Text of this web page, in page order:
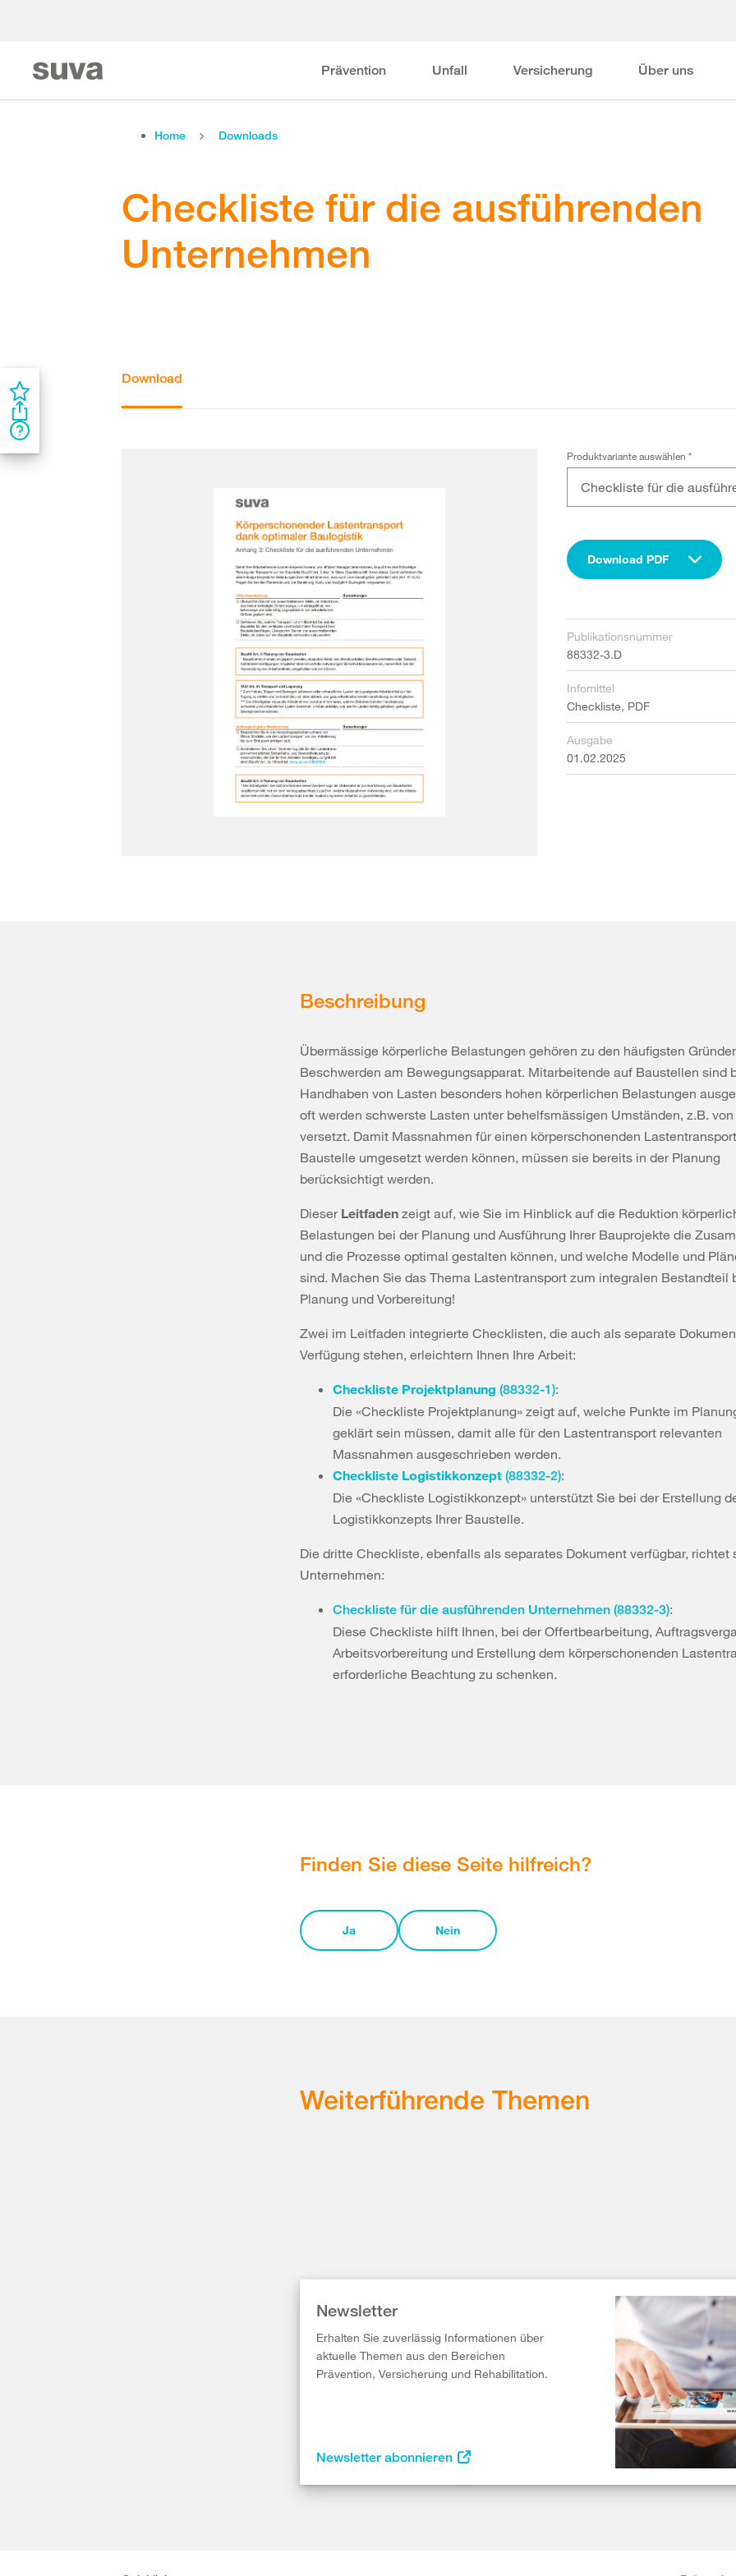
Prävention Unfall Versicherung Über uns
Home Downloads
Checkliste für die ausführenden
Unternehmen
Download
Produktvariante auswählen *
Checkliste für die
Download PDF
Publikationsnummer
88332-3.D
Infomittel
Checkliste, PDF
Ausgabe
01.02.2025
Beschreibung
Übermässige körperliche Belastungen gehören zu den häufigsten
Beschwerden am Bewegungsapparat. Mitarbeitende auf Baustellen sind
Handhaben von Lasten besonders hohen körperlichen Belastungen
oft werden schwerste Lasten unter behelfsmässigen Umständen, z.B.
versetzt. Damit Massnahmen für einen körperschonenden
Baustelle umgesetzt werden können, müssen sie bereits in der Planung
berücksichtigt werden.
Dieser Leitfaden zeigt auf, wie Sie im Hinblick auf die Reduktion
Belastungen bei der Planung und Ausführung Ihrer Bauprojekte die
und die Prozesse optimal gestalten können, und welche Modelle und
sind. Machen Sie das Thema Lastentransport zum integralen Bestandteil
Planung und Vorbereitung!
Zwei im Leitfaden integrierte Checklisten, die auch als separate
Verfügung stehen, erleichtern Ihnen Ihre Arbeit:
Checkliste Projektplanung (88332-1):
Die «Checkliste Projektplanung» zeigt auf, welche Punkte im
geklärt sein müssen, damit alle für den Lastentransport relevanten
Massnahmen ausgeschrieben werden.
Checkliste Logistikkonzept (88332-2):
Die «Checkliste Logistikkonzept» unterstützt Sie bei der Erstellung
Logistikkonzepts Ihrer Baustelle.
Die dritte Checkliste, ebenfalls als separates Dokument verfügbar, richtet
Unternehmen:
Checkliste für die ausführenden Unternehmen (88332-3):
Diese Checkliste hilft Ihnen, bei der Offertbearbeitung,
Arbeitsvorbereitung und Erstellung dem körperschonenden
erforderliche Beachtung zu schenken.
Finden Sie diese Seite hilfreich?
Ja Nein
Weiterführende Themen
Newsletter
Erhalten Sie zuverlässig Informationen über
aktuelle Themen aus den Bereichen
Prävention, Versicherung und Rehabilitation.
Newsletter abonnieren